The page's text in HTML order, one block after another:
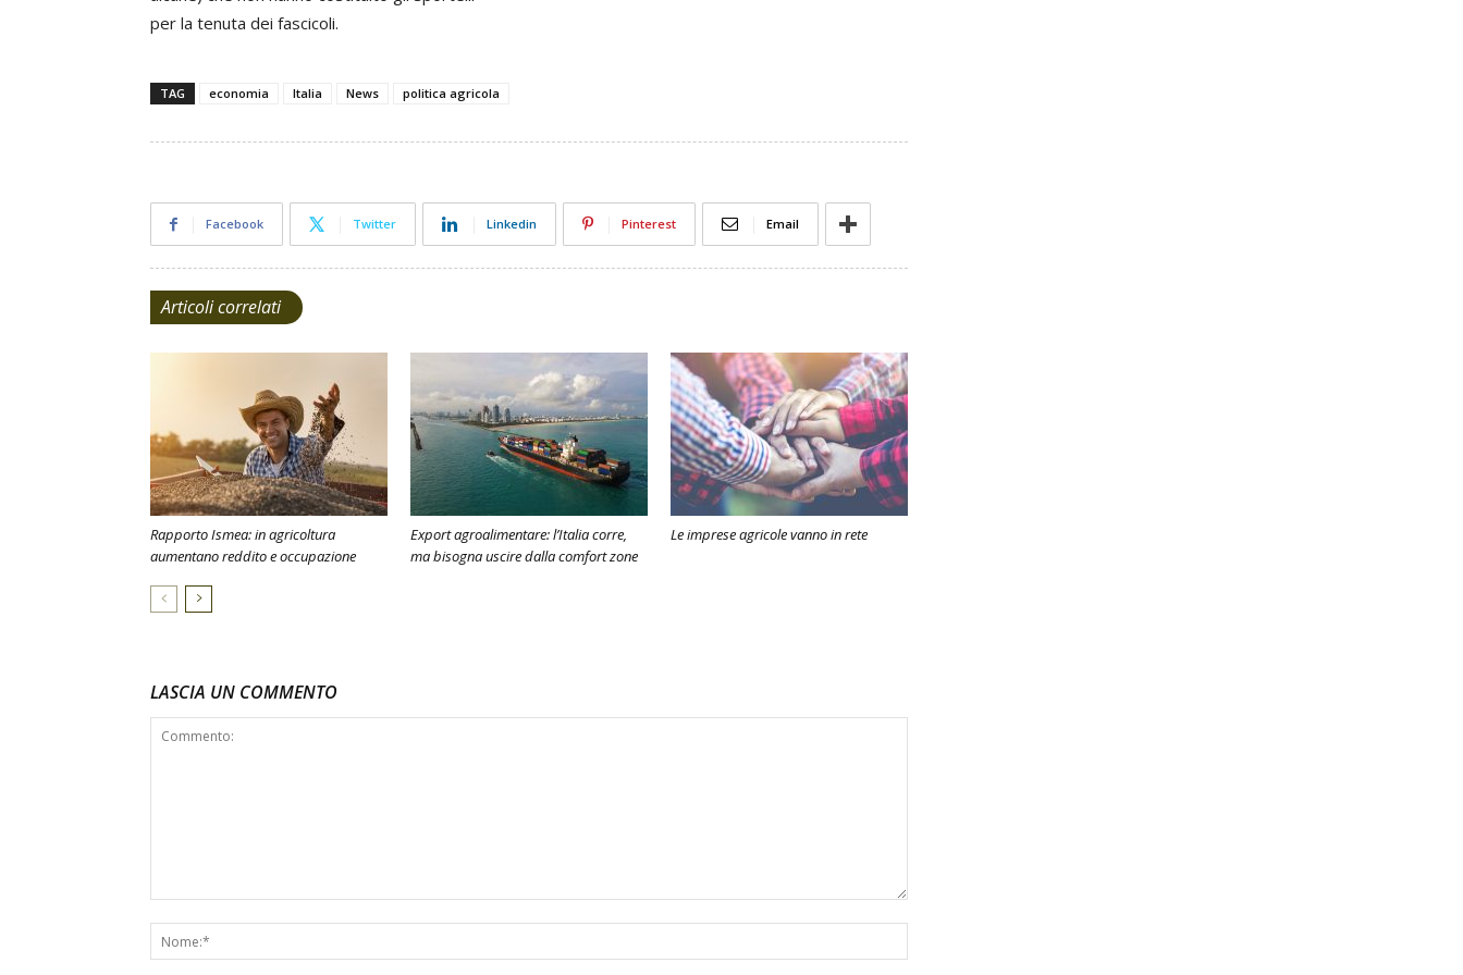
per la tenuta dei fascicoli.
TAG economia Italia News politica agricola
Facebook Twitter Linkedin Pinterest Email
Articoli correlati
Rapporto Ismea: in agricoltura
aumentano reddito e occupazione
Export agroalimentare: l’Italia corre,
ma bisogna uscire dalla comfort zone
Le imprese agricole vanno in rete
LASCIA UN COMMENTO